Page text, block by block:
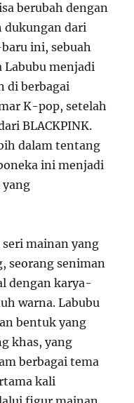
berubah dengan
dukungan dari
ini, sebuah
Labubu menjadi
di berbagai
K-pop, setelah
BLACKPINK.
dalam tentang
ini menjadi
yang
mainan yang
seorang seniman
dengan karya-
warna. Labubu
bentuk yang
khas, yang
berbagai tema
kali